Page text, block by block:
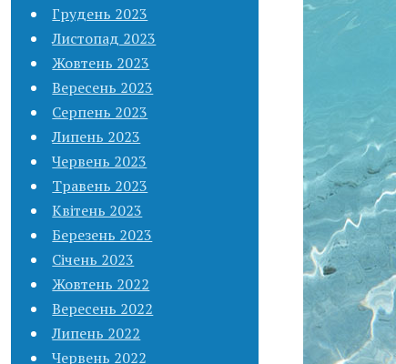
Грудень 2023
Листопад 2023
Жовтень 2023
Вересень 2023
Серпень 2023
Липень 2023
Червень 2023
Травень 2023
Квітень 2023
Березень 2023
Січень 2023
Жовтень 2022
Вересень 2022
Липень 2022
Червень 2022